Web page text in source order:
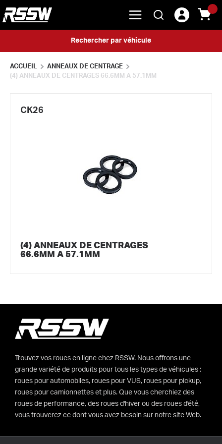
Skip to main content
menu Rechercher {0}
Rechercher par véhicule
ACCUEIL
ANNEAUX DE CENTRAGE
(4) ANNEAUX DE CENTRAGES 66.6MM A 57.1MM
CK26
(4) ANNEAUX DE CENTRAGES
66.6MM A 57.1MM
Trouvez vos roues en ligne chez RSSW. Nous offrons une
grande variété de produits pour tous les types de véhicules :
roues pour automobiles, roues pour VUS, roues pour pickup,
roues pour camionnettes et plus. Que vous cherchiez des
roues de performance, des roues d'hiver ou des roues d'été,
vous trouverez ce dont vous avez besoin sur notre site Web.